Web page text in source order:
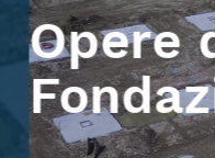
Opere